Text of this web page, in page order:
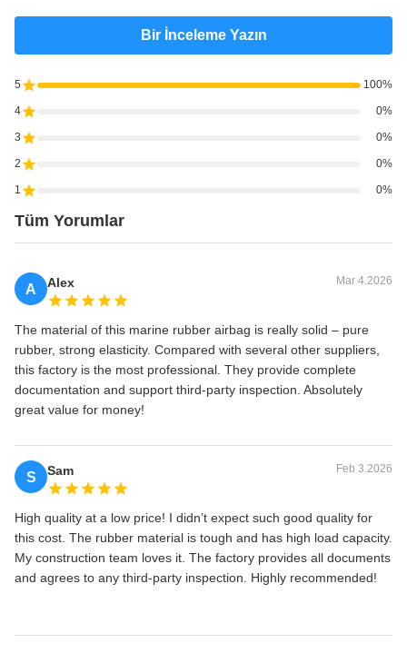
Bir İnceleme Yazın
5 100%
4 0%
3 0%
2 0%
1 0%
Tüm Yorumlar
A Alex Mar 4.2026
The material of this marine rubber airbag is really solid – pure
rubber, strong elasticity. Compared with several other suppliers,
this factory is the most professional. They provide complete
documentation and support third-party inspection. Absolutely
great value for money!
S Sam Feb 3.2026
High quality at a low price! I didn’t expect such good quality for
this cost. The rubber material is tough and has high load capacity.
My construction team loves it. The factory provides all documents
and agrees to any third-party inspection. Highly recommended!